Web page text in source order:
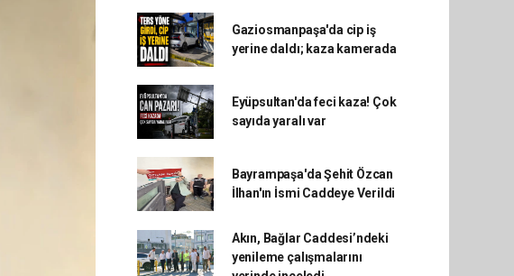
Gaziosmanpaşa'da cip iş
yerine daldı; kaza kamerada
Eyüpsultan'da feci kaza! Çok
sayıda yaralı var
Bayrampaşa'da Şehit Özcan
İlhan'ın İsmi Caddeye Verildi
Akın, Bağlar Caddesi’ndeki
yenileme çalışmalarını